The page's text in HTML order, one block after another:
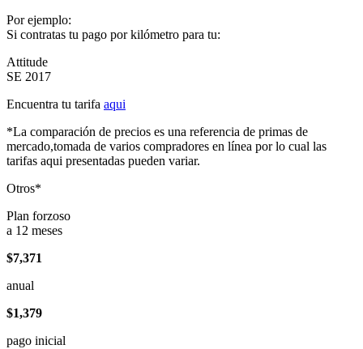
Por ejemplo:
Si contratas tu pago por kilómetro para tu:
Attitude
SE 2017
Encuentra tu tarifa aqui
*La comparación de precios es una referencia de primas de
mercado,tomada de varios compradores en línea por lo cual las
tarifas aqui presentadas pueden variar.
Otros*
Plan forzoso
a 12 meses
$7,371
anual
$1,379
pago inicial